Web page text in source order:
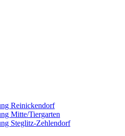
Reinickendorf
Mitte/Tiergarten
Steglitz-Zehlendorf